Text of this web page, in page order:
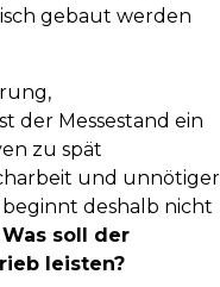
gebaut werden
der Messestand ein
zu spät
und unnötiger
deshalb nicht
Was soll der
leisten?